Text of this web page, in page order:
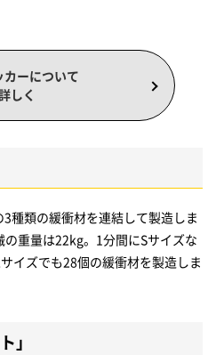
カーについて
しく
種類の緩衝材を連結して製造しま
重量は22kg。1分間にSサイズな
イズでも28個の緩衝材を製造しま
」